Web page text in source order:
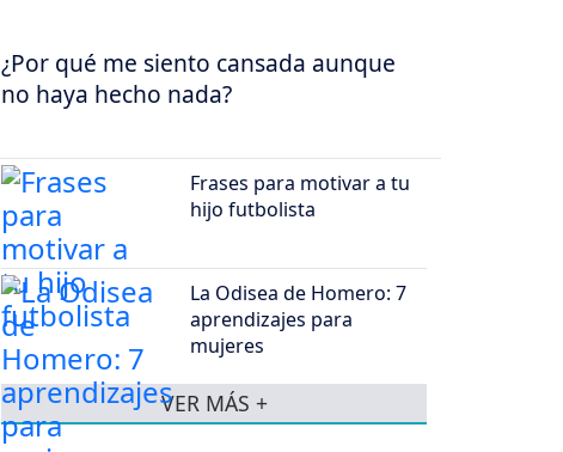
¿Por qué me siento cansada aunque
no haya hecho nada?
Frases para motivar a tu
hijo futbolista
La Odisea de Homero: 7
aprendizajes para
mujeres
VER MÁS +